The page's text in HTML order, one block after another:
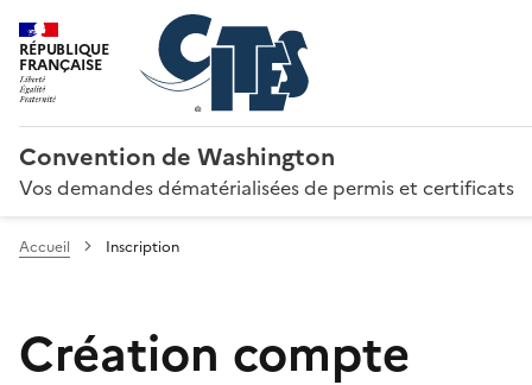
RÉPUBLIQUE
FRANÇAISE
Convention de Washington
Vos demandes dématérialisées de permis et certificats
Accueil Inscription
Création compte